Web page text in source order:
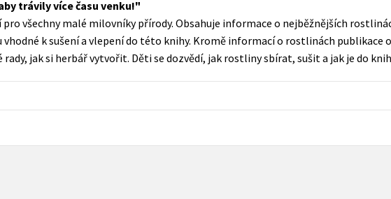
Populárně - naučná pro dospělé
Populárně - naučné pro děti
Předškoláci
Příroda a zahrada
Young adult (SK)
Zahraniční literatura
Všechny tituly
trávily více času venku!
všechny malé milovníky přírody. Obsahuje informace o nejběžnějších
vhodné k sušení a vlepení do této knihy. Kromě informací o rostlinách publikace
jak si herbář vytvořit. Děti se dozvědí, jak rostliny sbírat, sušit a jak je do